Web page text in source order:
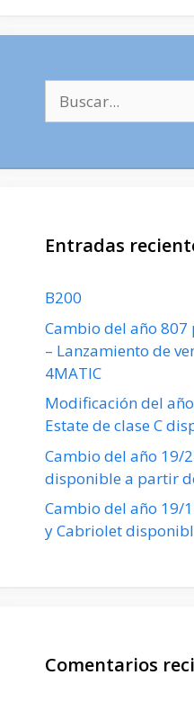
Entradas
B200
Cambio del año 807
– Lanzamiento de
4MATIC
Modificación del
Estate de clase C
Cambio del año 19/
disponible a partir
Cambio del año 19/
y Cabriolet
Comentarios